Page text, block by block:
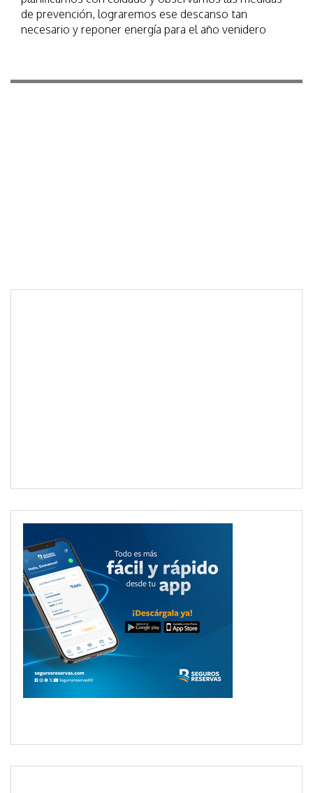
de prevención, lograremos ese descanso tan
necesario y reponer energía para el año venidero